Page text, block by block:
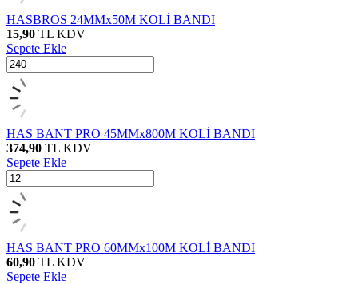
HASBROS 24MMx50M KOLİ BANDI
15,90 TL KDV
Sepete Ekle
HAS BANT PRO 45MMx800M KOLİ BANDI
374,90 TL KDV
Sepete Ekle
HAS BANT PRO 60MMx100M KOLİ BANDI
60,90 TL KDV
Sepete Ekle